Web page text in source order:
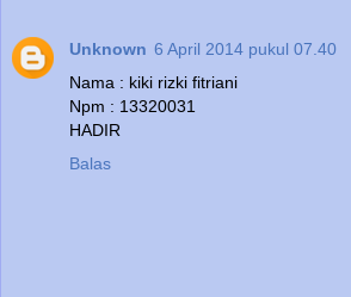
Unknown 6 April 2014 pukul 07.40
Nama : kiki rizki fitriani
Npm : 13320031
HADIR
Balas